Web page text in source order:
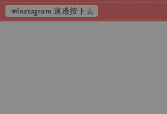
📣Instagram 這邊按下去